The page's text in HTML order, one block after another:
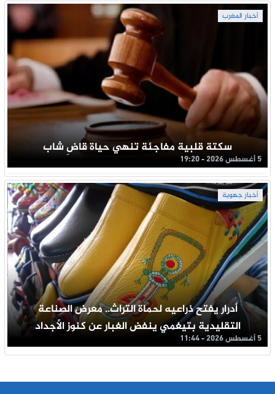
أخبار المغرب
سكتة قلبية مفاجئة تنهي حياة قاضِ شاب
5 أغسطس 2026 - 19:20
أخبار جهوية
أدرار يفتح ذراعيه لحماة التراث.. معرض الصناعة
التقليدية بتيغمي ينفض الغبار عن كنوز الأجداد
5 أغسطس 2026 - 11:44